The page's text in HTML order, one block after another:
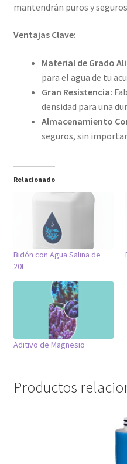
mantendrán puros y
Ventajas Clave:
Material de Grado
para el agua de tu
Gran Resistencia:
densidad para una
Almacenamiento
seguros, sin importar
Relacionado
Bidón con Agua Salina de
20L
Aditivo de Magnesio
Productos